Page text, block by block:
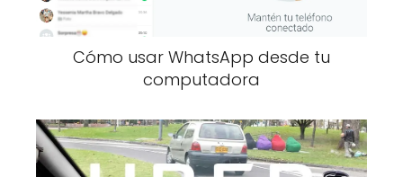
Cómo usar WhatsApp desde tu
computadora